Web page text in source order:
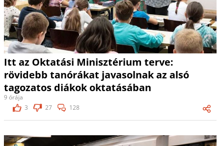
Itt az Oktatási Minisztérium terve:
rövidebb tanórákat javasolnak az alsó
tagozatos diákok oktatásában
9 órája
3
27 128